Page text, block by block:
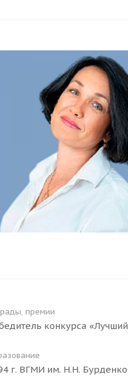
премии
конкурса
г. ВГМИ им. Н.Н.